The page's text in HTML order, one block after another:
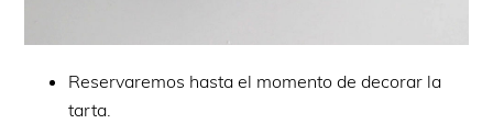
Reservaremos hasta el momento de decorar la
tarta.